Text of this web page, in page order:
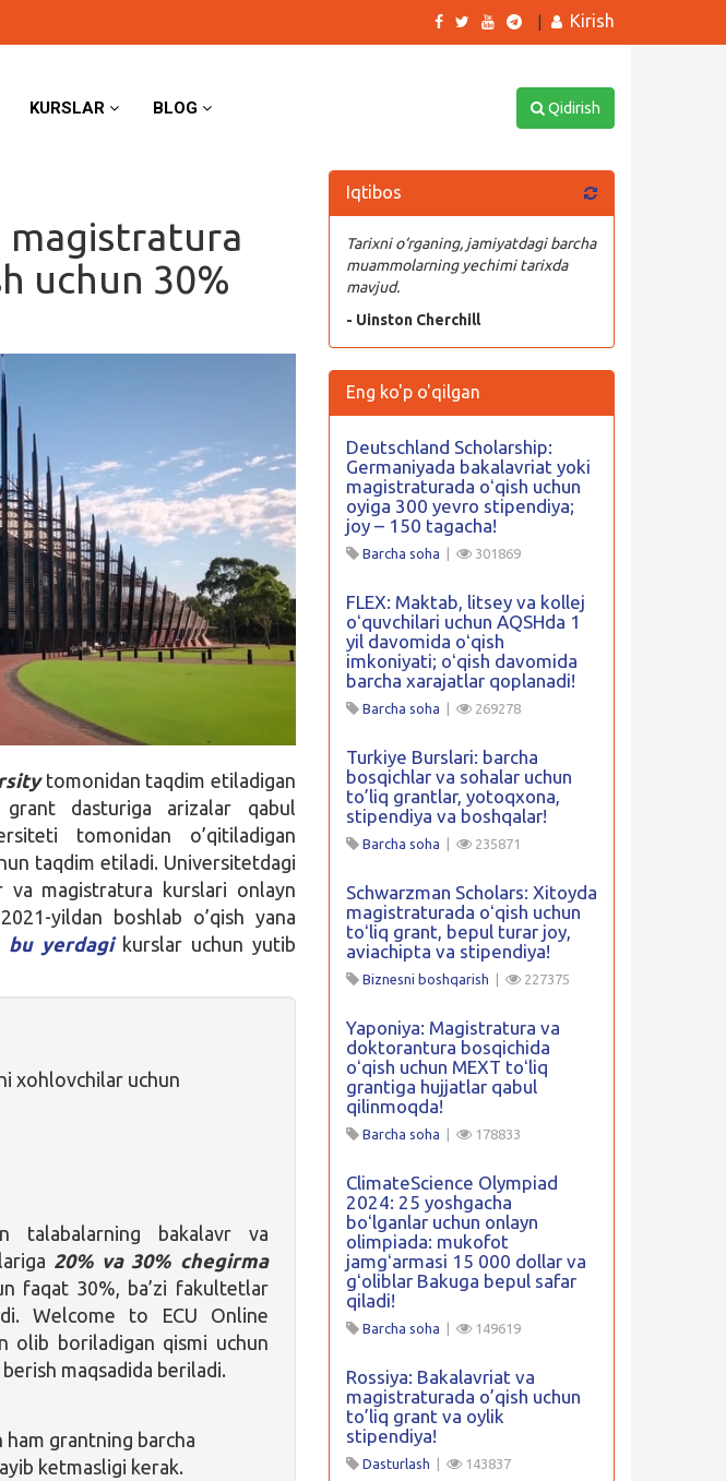
Kirish
KURSLAR BLOG Qidirish
magistratura
uchun 30%
tomonidan taqdim etiladigan
dasturiga arizalar qabul
tomonidan o’qitiladigan
taqdim etiladi. Universitetdagi
va magistratura kurslari onlayn
yildan boshlab o’qish yana
bu yerdagikurslar uchun yutib
xohlovchilar uchun
talabalarning bakalavr va
20% va 30% chegirma
faqat 30%, ba’zi fakultetlar
Welcome to ECU Online
olib boriladigan qismi uchun
maqsadida beriladi.
ham grantning barcha
ketmasligi kerak.
Iqtibos
Tarixni o‘rganing, jamiyatdagi barcha
muammolarning yechimi tarixda
mavjud.
- Uinston Cherchill
Eng ko'p o'qilgan
Deutschland Scholarship:
Germaniyada bakalavriat yoki
magistraturada oʻqish uchun
oyiga 300 yevro stipendiya;
joy – 150 tagacha!
Barcha soha 301869
FLEX: Maktab, litsey va kollej
oʻquvchilari uchun AQSHda 1
yil davomida oʻqish
imkoniyati; oʻqish davomida
barcha xarajatlar qoplanadi!
Barcha soha 269278
Turkiye Burslari: barcha
bosqichlar va sohalar uchun
to’liq grantlar, yotoqxona,
stipendiya va boshqalar!
Barcha soha 235871
Schwarzman Scholars: Xitoyda
magistraturada oʻqish uchun
toʻliq grant, bepul turar joy,
aviachipta va stipendiya!
Biznesni boshqarish 227375
Yaponiya: Magistratura va
doktorantura bosqichida
oʻqish uchun MEXT toʻliq
grantiga hujjatlar qabul
qilinmoqda!
Barcha soha 178833
ClimateScience Olympiad
2024: 25 yoshgacha
boʻlganlar uchun onlayn
olimpiada: mukofot
jamgʻarmasi 15 000 dollar va
gʻoliblar Bakuga bepul safar
qiladi!
Barcha soha 149619
Rossiya: Bakalavriat va
magistraturada o’qish uchun
to’liq grant va oylik
stipendiya!
Dasturlash 143837